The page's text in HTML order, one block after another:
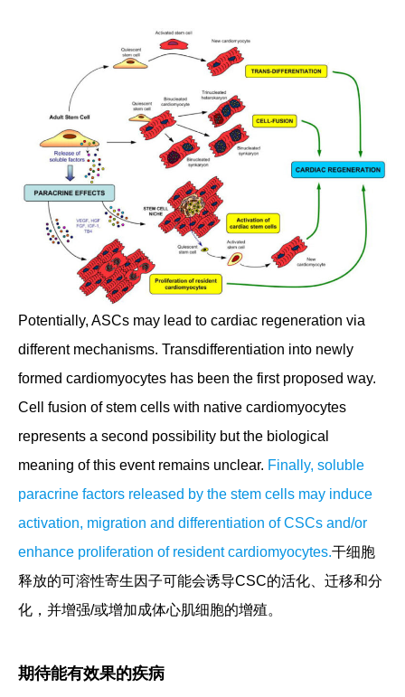
Potentially, ASCs may lead to cardiac regeneration via
different mechanisms. Transdifferentiation into newly
formed cardiomyocytes has been the first proposed way.
Cell fusion of stem cells with native cardiomyocytes
represents a second possibility but the biological
meaning of this event remains unclear. Finally, soluble
paracrine factors released by the stem cells may induce
activation, migration and differentiation of CSCs and/or
enhance proliferation of resident cardiomyocytes.干细胞
释放的可溶性寄生因子可能会诱导CSC的活化、迁移和分
化，并增强/或增加成体心肌细胞的增殖。
期待能有效果的疾病